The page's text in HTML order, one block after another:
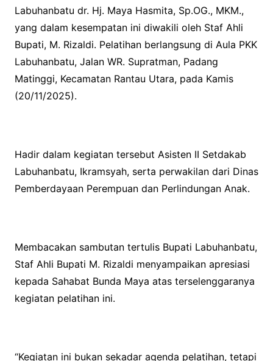
Labuhanbatu dr. Hj. Maya Hasmita, Sp.OG., MKM.,
yang dalam kesempatan ini diwakili oleh Staf Ahli
Bupati, M. Rizaldi. Pelatihan berlangsung di Aula PKK
Labuhanbatu, Jalan WR. Supratman, Padang
Matinggi, Kecamatan Rantau Utara, pada Kamis
(20/11/2025).
Hadir dalam kegiatan tersebut Asisten II Setdakab
Labuhanbatu, Ikramsyah, serta perwakilan dari Dinas
Pemberdayaan Perempuan dan Perlindungan Anak.
Membacakan sambutan tertulis Bupati Labuhanbatu,
Staf Ahli Bupati M. Rizaldi menyampaikan apresiasi
kepada Sahabat Bunda Maya atas terselenggaranya
kegiatan pelatihan ini.
“Kegiatan ini bukan sekadar agenda pelatihan, tetapi